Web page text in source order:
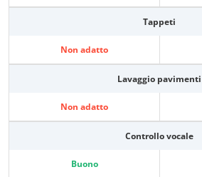
Tappeti
Non adatto
Lavaggio pavimenti
Non adatto
Controllo vocale
Buono